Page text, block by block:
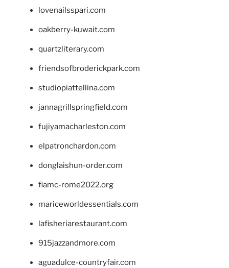
lovenailsspari.com
oakberry-kuwait.com
quartzliterary.com
friendsofbroderickpark.com
studiopiattellina.com
jannagrillspringfield.com
fujiyamacharleston.com
elpatronchardon.com
donglaishun-order.com
fiamc-rome2022.org
mariceworldessentials.com
lafisheriarestaurant.com
915jazzandmore.com
aguadulce-countryfair.com